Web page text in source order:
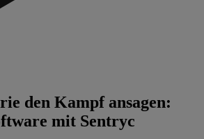
den Kampf ansagen:
mit Sentryc